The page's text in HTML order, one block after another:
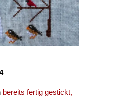
bereits fertig gestickt,